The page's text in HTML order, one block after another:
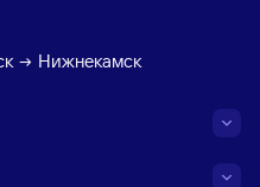
Нижнекамск